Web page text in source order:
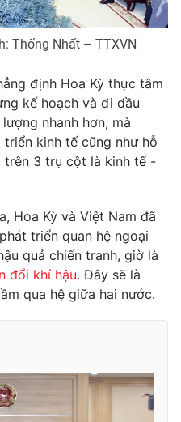
điện tử số 483/GP-BTTTT
Hạnh, Phạm Quốc Thắng,
897 897
Thống Nhất – TTXVN
định Hoa Kỳ thực tâm
kế hoạch và đi đầu
nhanh hơn, mà
kinh tế cũng như hỗ
trên 3 trụ cột là kinh tế -
Hoa Kỳ và Việt Nam đã
triển quan hệ ngoại
quả chiến tranh, giờ là
đổi khí hậu. Đây sẽ là
qua hệ giữa hai nước.